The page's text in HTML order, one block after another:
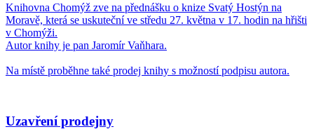
Knihovna Chomýž zve na přednášku o knize Svatý Hostýn na
Moravě, která se uskuteční ve středu 27. května v 17. hodin na hřišti
v Chomýži.
Autor knihy je pan Jaromír Vaňhara.
Na místě proběhne také prodej knihy s možností podpisu autora.
Uzavření prodejny